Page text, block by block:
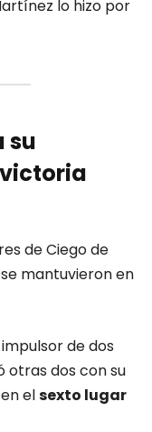
lo hizo por
su
de Ciego de
mantuvieron en
de dos
otras dos con su
elsexto lugar